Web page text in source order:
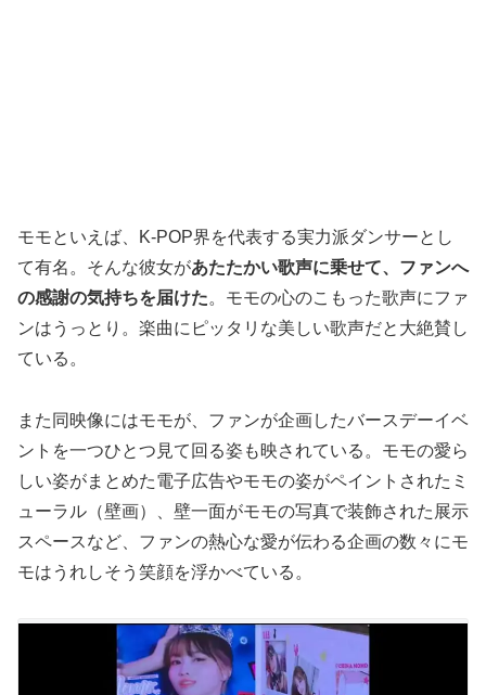
モモといえば、K-POP界を代表する実力派ダンサーとし
て有名。そんな彼女があたたかい歌声に乗せて、ファンへ
の感謝の気持ちを届けた。モモの心のこもった歌声にファ
ンはうっとり。楽曲にピッタリな美しい歌声だと大絶賛し
ている。
また同映像にはモモが、ファンが企画したバースデーイベ
ントを一つひとつ見て回る姿も映されている。モモの愛ら
しい姿がまとめた電子広告やモモの姿がペイントされたミ
ューラル（壁画）、壁一面がモモの写真で装飾された展示
スペースなど、ファンの熱心な愛が伝わる企画の数々にモ
モはうれしそう笑顔を浮かべている。